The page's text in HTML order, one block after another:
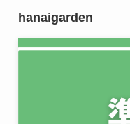
hanaigarden